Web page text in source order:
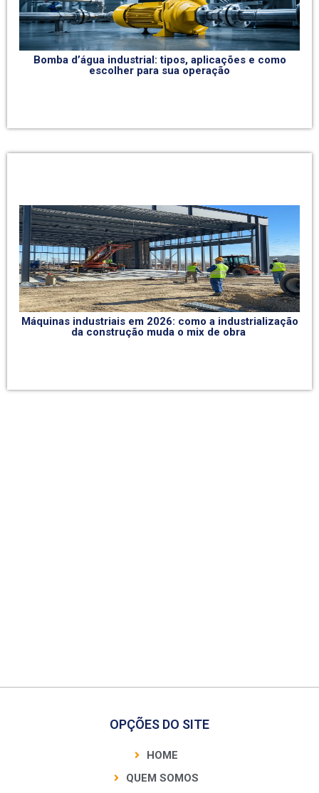
Bomba d’água industrial: tipos, aplicações e como
escolher para sua operação
Máquinas industriais em 2026: como a industrialização
da construção muda o mix de obra
OPÇÕES DO SITE
HOME
QUEM SOMOS